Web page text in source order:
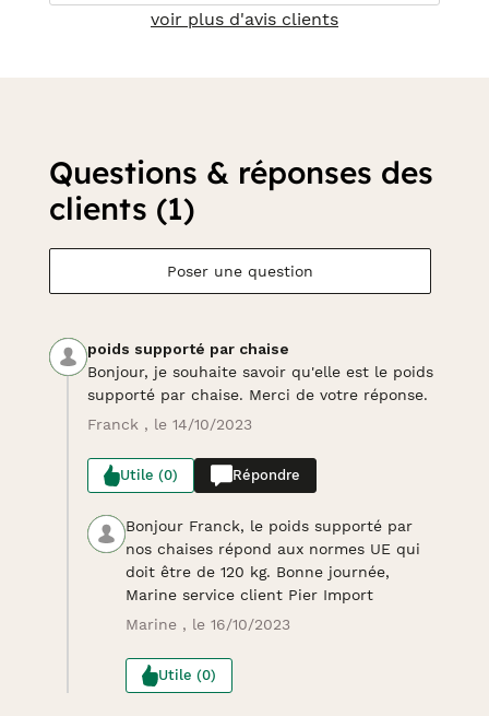
voir plus d'avis clients
Questions & réponses des
clients (1)
Poser une question
poids supporté par chaise
Bonjour, je souhaite savoir qu'elle est le poids
supporté par chaise. Merci de votre réponse.
Franck , le 14/10/2023
Utile (0) Répondre
Bonjour Franck, le poids supporté par
nos chaises répond aux normes UE qui
doit être de 120 kg. Bonne journée,
Marine service client Pier Import
Marine , le 16/10/2023
Utile (0)